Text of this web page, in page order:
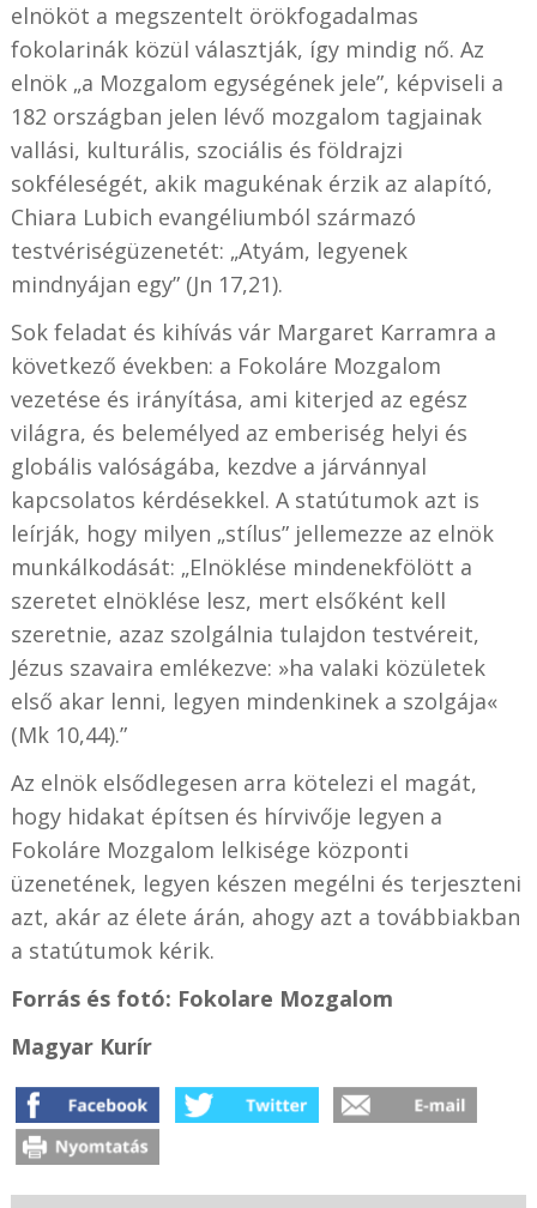
elnököt a megszentelt örökfogadalmas
fokolarinák közül választják, így mindig nő. Az
elnök „a Mozgalom egységének jele”, képviseli a
182 országban jelen lévő mozgalom tagjainak
vallási, kulturális, szociális és földrajzi
sokféleségét, akik magukénak érzik az alapító,
Chiara Lubich evangéliumból származó
testvériségüzenetét: „Atyám, legyenek
mindnyájan egy” (Jn 17,21).
Sok feladat és kihívás vár Margaret Karramra a
következő években: a Fokoláre Mozgalom
vezetése és irányítása, ami kiterjed az egész
világra, és belemélyed az emberiség helyi és
globális valóságába, kezdve a járvánnyal
kapcsolatos kérdésekkel. A statútumok azt is
leírják, hogy milyen „stílus” jellemezze az elnök
munkálkodását: „Elnöklése mindenekfölött a
szeretet elnöklése lesz, mert elsőként kell
szeretnie, azaz szolgálnia tulajdon testvéreit,
Jézus szavaira emlékezve: »ha valaki közületek
első akar lenni, legyen mindenkinek a szolgája«
(Mk 10,44).”
Az elnök elsődlegesen arra kötelezi el magát,
hogy hidakat építsen és hírvivője legyen a
Fokoláre Mozgalom lelkisége központi
üzenetének, legyen készen megélni és terjeszteni
azt, akár az élete árán, ahogy azt a továbbiakban
a statútumok kérik.
Forrás és fotó: Fokolare Mozgalom
Magyar Kurír